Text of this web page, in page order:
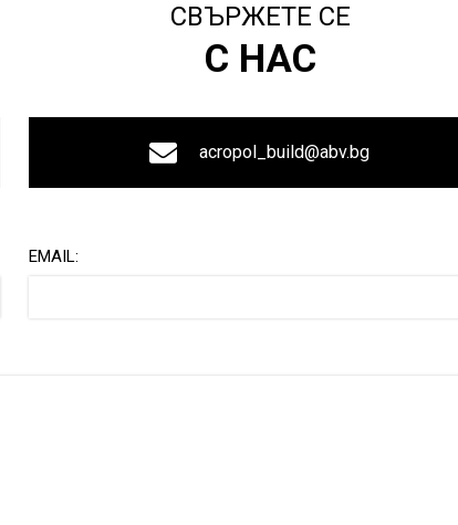
СВЪРЖЕТЕ СЕ
С НАС
acropol_build@abv.bg
EMAIL: